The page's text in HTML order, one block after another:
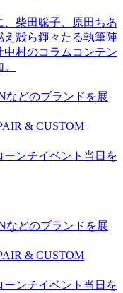
、柴田聡子、原田ちあ
え殻ら錚々たる執筆陣
村のコラムコンテン
などのブランドを展
& CUSTOM
ンチイベント当日を
などのブランドを展
& CUSTOM
ンチイベント当日を